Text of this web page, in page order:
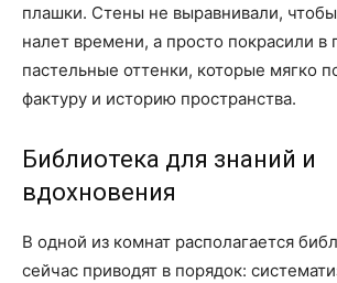
плашки. Стены не выравнивали,
налет времени, а просто покрасили в
пастельные оттенки, которые мягко
фактуру и историю пространства.
Библиотека для знаний и
вдохновения
В одной из комнат располагается
сейчас приводят в порядок: